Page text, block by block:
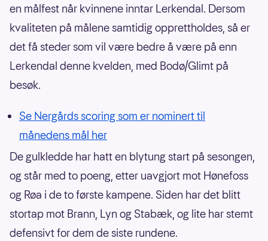
en målfest når kvinnene inntar Lerkendal. Dersom
kvaliteten på målene samtidig opprettholdes, så er
det få steder som vil være bedre å være på enn
Lerkendal denne kvelden, med Bodø/Glimt på
besøk.
Se Nergårds scoring som er nominert til
månedens mål her
De gulkledde har hatt en blytung start på sesongen,
og står med to poeng, etter uavgjort mot Hønefoss
og Røa i de to første kampene. Siden har det blitt
stortap mot Brann, Lyn og Stabæk, og lite har stemt
defensivt for dem de siste rundene.